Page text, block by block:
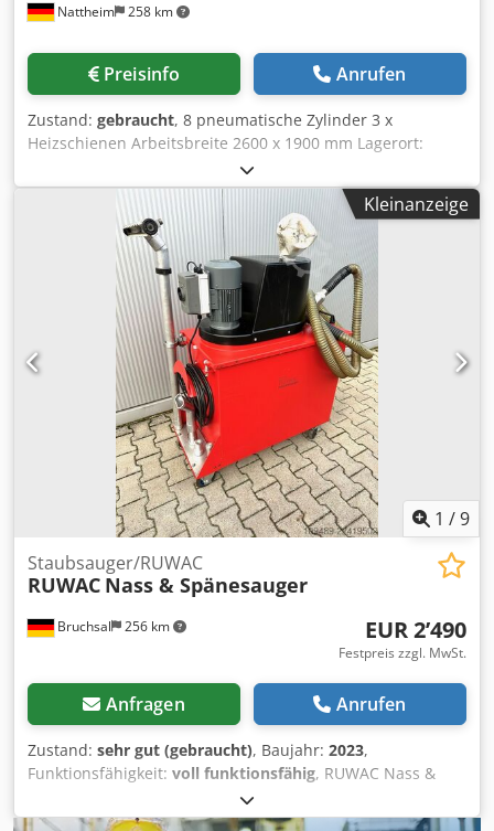
Nattheim 258 km
Preisinfo Anrufen
Zustand: gebraucht, 8 pneumatische Zylinder 3 x
Heizschienen Arbeitsbreite 2600 x 1900 mm Lagerort:
Nattheim Credpfjzd Hnmjx Agkef
Kleinanzeige
1 /9
Bruchsal 256 km
Staubsauger/RUWAC
RUWAC Nass & Spänesauger
EUR 2’490
Festpreis zzgl. MwSt.
Anfragen Anrufen
Zustand: sehr gut (gebraucht), Baujahr: 2023,
Funktionsfähigkeit: voll funktionsfähig, RUWAC Nass &
Spänesauger -CE Kennung -Baujahr 2023 -Incl. Schlauch &
Düsen -Voll funktionsfähig Abmaße: LxBxH 1,2x0,6x1,4